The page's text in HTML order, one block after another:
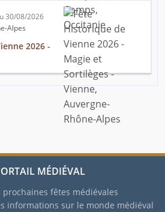
30/08/2026
Alpes
2026 -
MÉDIÉVAL
prochaines fêtes médiévales
informations sur le monde médiéval